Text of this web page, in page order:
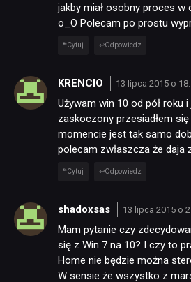
jakby miał osobny proces
o_O Polecam po prostu
Cytuj Odpowiedz
KRENCIO 13 lipca 2015 o
Używam win 10 od pół roku
zaskoczony przesiadłem
momencie jest tak samo
polecam zwłaszcza że daja
Cytuj Odpowiedz
shadoxsas 13 lipca 2015 o
Mam pytanie czy
się z Win 7 na 10? I czy to
Home nie będzie można
W sensie że wszystko z